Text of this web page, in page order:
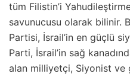
tüm Filistin’i
savunucusu olarak bilinir.
Partisi, İsrail’in en güçlü
Parti, İsrail’in sağ
alan milliyetçi, Siyonist ve